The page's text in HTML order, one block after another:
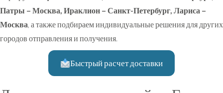
Патры – Москва, Ираклион – Санкт-Петербург, Лариса –
Москва, а также подбираем индивидуальные решения для других
городов отправления и получения.
Быстрый расчет доставки